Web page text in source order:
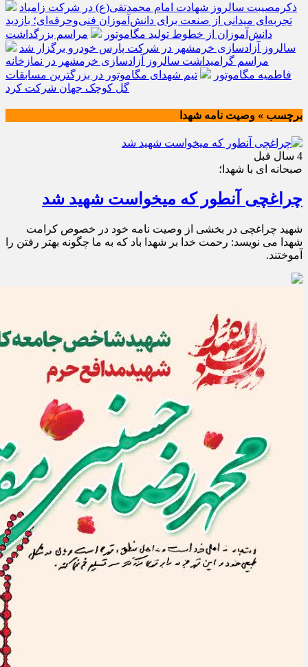
ذکرمصیبت سالروز شهادت امام محمدتقی(ع) در شرکت زامیاد
تجربه‌ای میدانی از صنعت برای دانش‌آموزان فنی‌وحرفه‌ای؛ بازدید
دانش‌آموزان از خطوط تولید مگاموتور
مراسم بزرگداشت
سالروز آزادسازی خرمشهر در شرکت پارس خودرو برگزار شد
مراسم گرامیداشت سالروز آزادسازی خرمشهر در نمازخانه
فاطمیه مگاموتور
تیم شهدای مگاموتور در بزرگترین مسابقات
گل کوچک جهان شرکت کرد
برچسب » وصیت نامه شهدا
4 سال قبل
صبحانه ای با شهدا؛
چراغچی آنطور که میخواست شهید شد
شهید چراغچی در بخشی از وصیت نامه خود در خصوص کرامت
شهدا می نویسد: رحمت خدا بر شهدا باد که به ما چگونه بهتر رفتن را
آموختند.